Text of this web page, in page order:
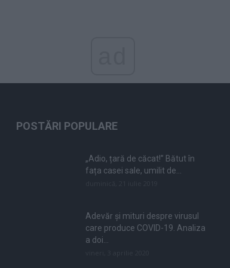
POSTĂRI POPULARE
„Adio, țară de căcat!” Bătut în
fața casei sale, umilit de...
Adevăr și mituri despre virusul
care produce COVID-19. Analiza
a doi...